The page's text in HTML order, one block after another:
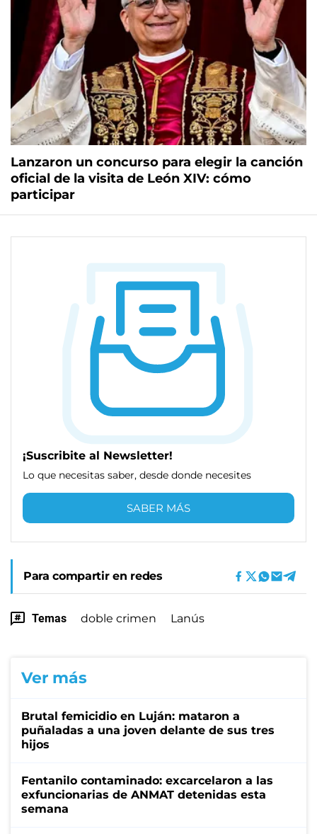
Lanzaron un concurso para elegir la canción
oficial de la visita de León XIV: cómo
participar
¡Suscribite al Newsletter!
Lo que necesitas saber, desde donde necesites
SABER MÁS
Para compartir en redes
Temas doble crimen Lanús
Ver más
Brutal femicidio en Luján: mataron a
puñaladas a una joven delante de sus tres
hijos
Fentanilo contaminado: excarcelaron a las
exfuncionarias de ANMAT detenidas esta
semana